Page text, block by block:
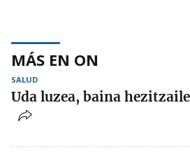
MÁS EN ON
SALUD
Uda luzea, baina